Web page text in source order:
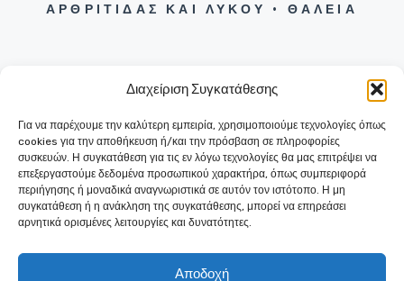
Διαχείριση Συγκατάθεσης
Για να παρέχουμε την καλύτερη εμπειρία, χρησιμοποιούμε τεχνολογίες όπως
cookies για την αποθήκευση ή/και την πρόσβαση σε πληροφορίες
συσκευών. Η συγκατάθεση για τις εν λόγω τεχνολογίες θα μας επιτρέψει να
επεξεργαστούμε δεδομένα προσωπικού χαρακτήρα, όπως συμπεριφορά
περιήγησης ή μοναδικά αναγνωριστικά σε αυτόν τον ιστότοπο. Η μη
συγκατάθεση ή η ανάκληση της συγκατάθεσης, μπορεί να επηρεάσει
αρνητικά ορισμένες λειτουργίες και δυνατότητες.
Αποδοχή
ΑΡΘΡΙΤΙΔΑΣ ΚΑΙ ΛΥΚΟΥ • ΘΑΛΕΙΑ
+30 22410 31290
ΕΡΥΘΡΟΥ ΣΤΑΥΡΟΥ 6 (ΕΝΤΟΣ
ΠΑΛΑΙΟΥ ΝΟΣΟΚΟΜΕΙΟΥ ΡΟΔΟΥ)
85100 ΡΟΔΟΣ